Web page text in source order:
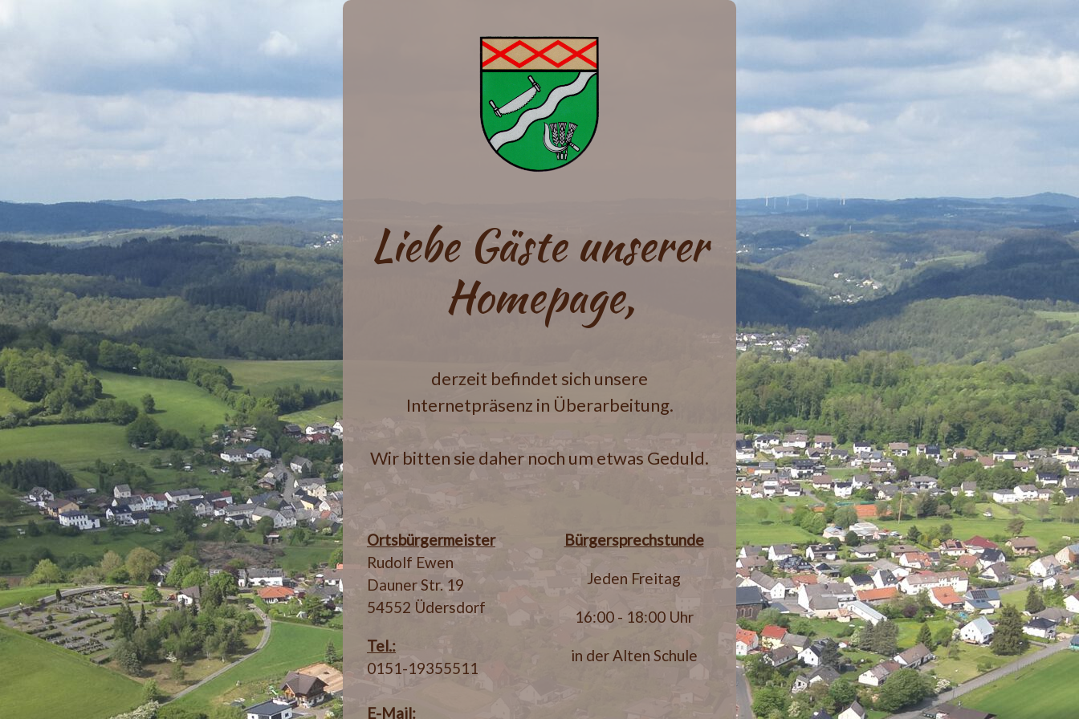
Liebe Gäste unserer
Homepage,
derzeit befindet sich unsere
Internetpräsenz in Überarbeitung.
Wir bitten sie daher noch um etwas Geduld.
Ortsbürgermeister
Rudolf Ewen
Dauner Str. 19
54552 Üdersdorf
Tel.:
0151-19355511
E-Mail:
Bürgersprechstunde
Jeden Freitag
16:00 - 18:00 Uhr
in der Alten Schule